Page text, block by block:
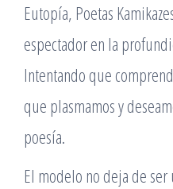
Eutopía, Poetas
espectador en la
Intentando que
que plasmamos y
poesía.
El modelo no deja de